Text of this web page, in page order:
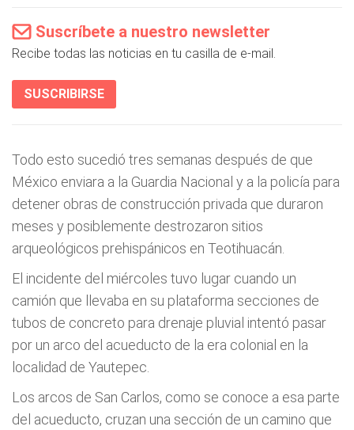
Suscríbete a nuestro newsletter
Recibe todas las noticias en tu casilla de e-mail.
SUSCRIBIRSE
Todo esto sucedió tres semanas después de que
México enviara a la Guardia Nacional y a la policía para
detener obras de construcción privada que duraron
meses y posiblemente destrozaron sitios
arqueológicos prehispánicos en Teotihuacán.
El incidente del miércoles tuvo lugar cuando un
camión que llevaba en su plataforma secciones de
tubos de concreto para drenaje pluvial intentó pasar
por un arco del acueducto de la era colonial en la
localidad de Yautepec.
Los arcos de San Carlos, como se conoce a esa parte
del acueducto, cruzan una sección de un camino que